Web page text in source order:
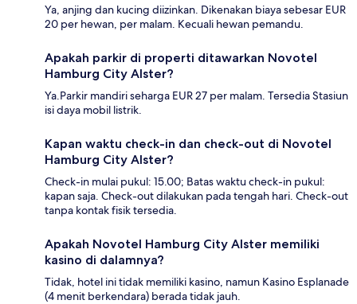
Ya, anjing dan kucing diizinkan. Dikenakan biaya sebesar EUR
20 per hewan, per malam. Kecuali hewan pemandu.
Apakah parkir di properti ditawarkan Novotel
Hamburg City Alster?
Ya.Parkir mandiri seharga EUR 27 per malam. Tersedia Stasiun
isi daya mobil listrik.
Kapan waktu check-in dan check-out di Novotel
Hamburg City Alster?
Check-in mulai pukul: 15.00; Batas waktu check-in pukul:
kapan saja. Check-out dilakukan pada tengah hari. Check-out
tanpa kontak fisik tersedia.
Apakah Novotel Hamburg City Alster memiliki
kasino di dalamnya?
Tidak, hotel ini tidak memiliki kasino, namun Kasino Esplanade
(4 menit berkendara) berada tidak jauh.